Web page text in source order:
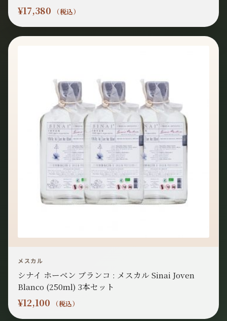
¥17,380 （税込）
メスカル
シナイ ホーベン ブランコ : メスカル Sinai Joven
Blanco (250ml) 3本セット
¥12,100 （税込）